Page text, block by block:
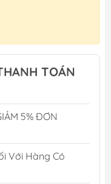
TOÁN
5% ĐƠN
Với Hàng Có